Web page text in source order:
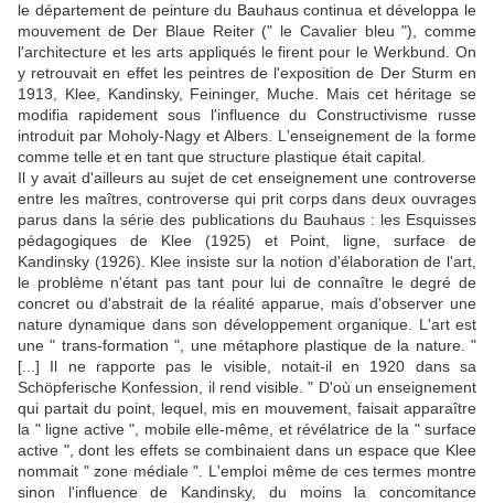
le département de peinture du Bauhaus continua et développa le
mouvement de Der Blaue Reiter (" le Cavalier bleu "), comme
l'architecture et les arts appliqués le firent pour le Werkbund. On
y retrouvait en effet les peintres de l'exposition de Der Sturm en
1913, Klee, Kandinsky, Feininger, Muche. Mais cet héritage se
modifia rapidement sous l'influence du Constructivisme russe
introduit par Moholy-Nagy et Albers. L'enseignement de la forme
comme telle et en tant que structure plastique était capital.
Il y avait d'ailleurs au sujet de cet enseignement une controverse
entre les maîtres, controverse qui prit corps dans deux ouvrages
parus dans la série des publications du Bauhaus : les Esquisses
pédagogiques de Klee (1925) et Point, ligne, surface de
Kandinsky (1926). Klee insiste sur la notion d'élaboration de l'art,
le problème n'étant pas tant pour lui de connaître le degré de
concret ou d'abstrait de la réalité apparue, mais d'observer une
nature dynamique dans son développement organique. L'art est
une " trans-formation ", une métaphore plastique de la nature. "
[...] Il ne rapporte pas le visible, notait-il en 1920 dans sa
Schöpferische Konfession, il rend visible. " D'où un enseignement
qui partait du point, lequel, mis en mouvement, faisait apparaître
la " ligne active ", mobile elle-même, et révélatrice de la " surface
active ", dont les effets se combinaient dans un espace que Klee
nommait " zone médiale ". L'emploi même de ces termes montre
sinon l'influence de Kandinsky, du moins la concomitance